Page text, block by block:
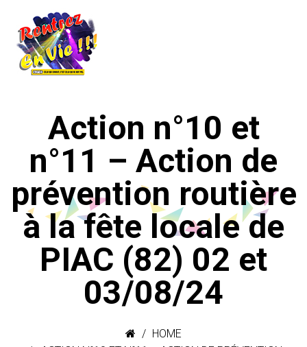
Action n°10 et
n°11 – Action de
prévention routière
à la fête locale de
PIAC (82) 02 et
03/08/24
HOME